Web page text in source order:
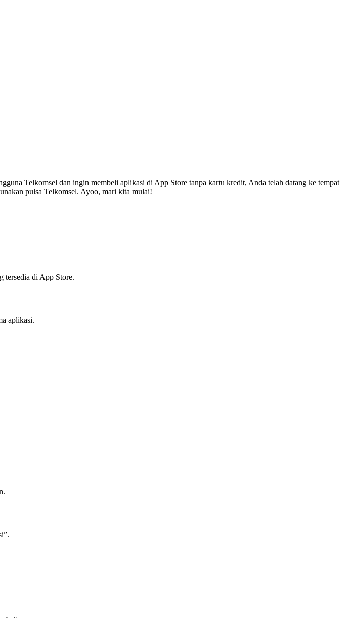
Telkomsel dan ingin membeli aplikasi di App Store tanpa kartu kredit, Anda telah datang ke tempat
pulsa Telkomsel. Ayoo, mari kita mulai!
tersedia di App Store.
aplikasi.